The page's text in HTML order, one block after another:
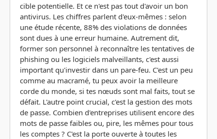
cible potentielle. Et ce n'est pas tout d'avoir un bon
antivirus. Les chiffres parlent d'eux-mêmes : selon
une étude récente, 88% des violations de données
sont dues à une erreur humaine. Autrement dit,
former son personnel à reconnaître les tentatives de
phishing ou les logiciels malveillants, c'est aussi
important qu'investir dans un pare-feu. C'est un peu
comme au macramé, tu peux avoir la meilleure
corde du monde, si tes nœuds sont mal faits, tout se
défait. L'autre point crucial, c'est la gestion des mots
de passe. Combien d'entreprises utilisent encore des
mots de passe faibles ou, pire, les mêmes pour tous
les comptes ? C'est la porte ouverte à toutes les